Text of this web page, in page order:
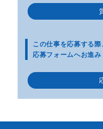
この仕事を応募する際
応募フォームへお進み